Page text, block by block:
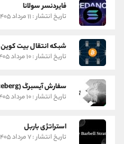
فایردنسر سولانا
تاریخ انتشار : ۱۱ مرداد ۱۴۰۵
شبکه انتقال بیت کوین
تاریخ انتشار : ۱۰ مرداد ۱۴۰۵
سفارش آیسبرگ (Iceberg)
تاریخ انتشار : ۱۰ مرداد ۱۴۰۵
استراتژی باربل
تاریخ انتشار : ۷ مرداد ۱۴۰۵